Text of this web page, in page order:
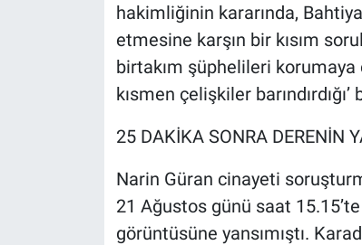
hakimliğinin kararında,
etmesine karşın bir kısım
birtakım şüphelileri korumaya
kısmen çelişkiler
25 DAKİKA SONRA DERENİN
Narin Güran cinayeti
21 Ağustos günü saat
görüntüsüne yansımıştı.